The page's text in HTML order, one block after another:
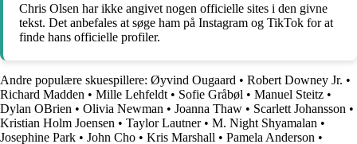
Chris Olsen har ikke angivet nogen officielle sites i den givne
tekst. Det anbefales at søge ham på Instagram og TikTok for at
finde hans officielle profiler.
Andre populære skuespillere: Øyvind Ougaard • Robert Downey Jr. •
Richard Madden • Mille Lehfeldt • Sofie Gråbøl • Manuel Steitz •
Dylan OBrien • Olivia Newman • Joanna Thaw • Scarlett Johansson •
Kristian Holm Joensen • Taylor Lautner• M. Night Shyamalan •
Josephine Park • John Cho • Kris Marshall • Pamela Anderson •